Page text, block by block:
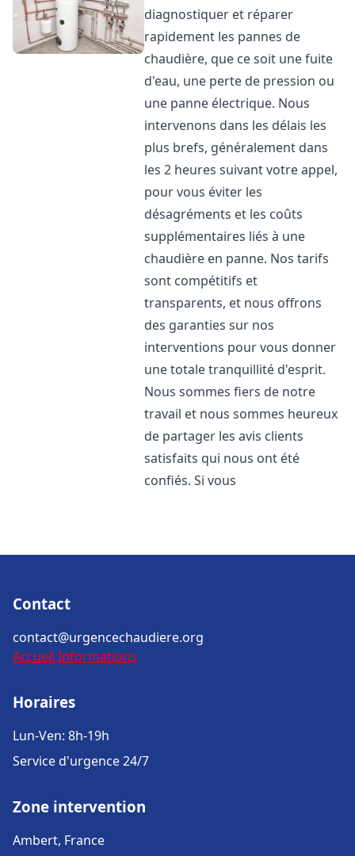
diagnostiquer et réparer
rapidement les pannes de
chaudière, que ce soit une fuite
d'eau, une perte de pression ou
une panne électrique. Nous
intervenons dans les délais les
plus brefs, généralement dans
les 2 heures suivant votre appel,
pour vous éviter les
désagréments et les coûts
supplémentaires liés à une
chaudière en panne. Nos tarifs
sont compétitifs et
transparents, et nous offrons
des garanties sur nos
interventions pour vous donner
une totale tranquillité d'esprit.
Nous sommes fiers de notre
travail et nous sommes heureux
de partager les avis clients
satisfaits qui nous ont été
confiés. Si vous
Contact
contact@urgencechaudiere.org
Accueil Informations
Horaires
Lun-Ven: 8h-19h
Service d'urgence 24/7
Zone intervention
Ambert, France